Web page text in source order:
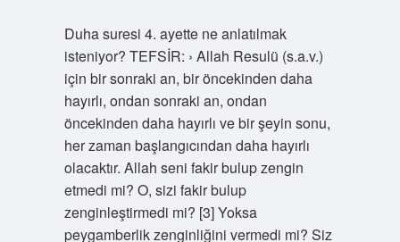
Duha suresi 4. ayette ne anlatılmak
isteniyor? TEFSİR: › Allah Resulü (s.a.v.)
için bir sonraki an, bir öncekinden daha
hayırlı, ondan sonraki an, ondan
öncekinden daha hayırlı ve bir şeyin sonu,
her zaman başlangıcından daha hayırlı
olacaktır. Allah seni fakir bulup zengin
etmedi mi? O, sizi fakir bulup
zenginleştirmedi mi? [3] Yoksa
peygamberlik zenginliğini vermedi mi? Siz